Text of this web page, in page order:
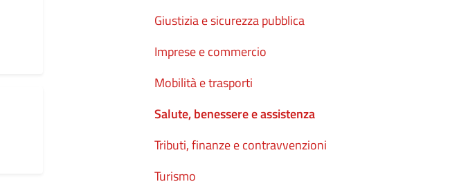
Giustizia e sicurezza pubblica
Imprese e commercio
Mobilità e trasporti
Salute, benessere e assistenza
Tributi, finanze e contravvenzioni
Turismo